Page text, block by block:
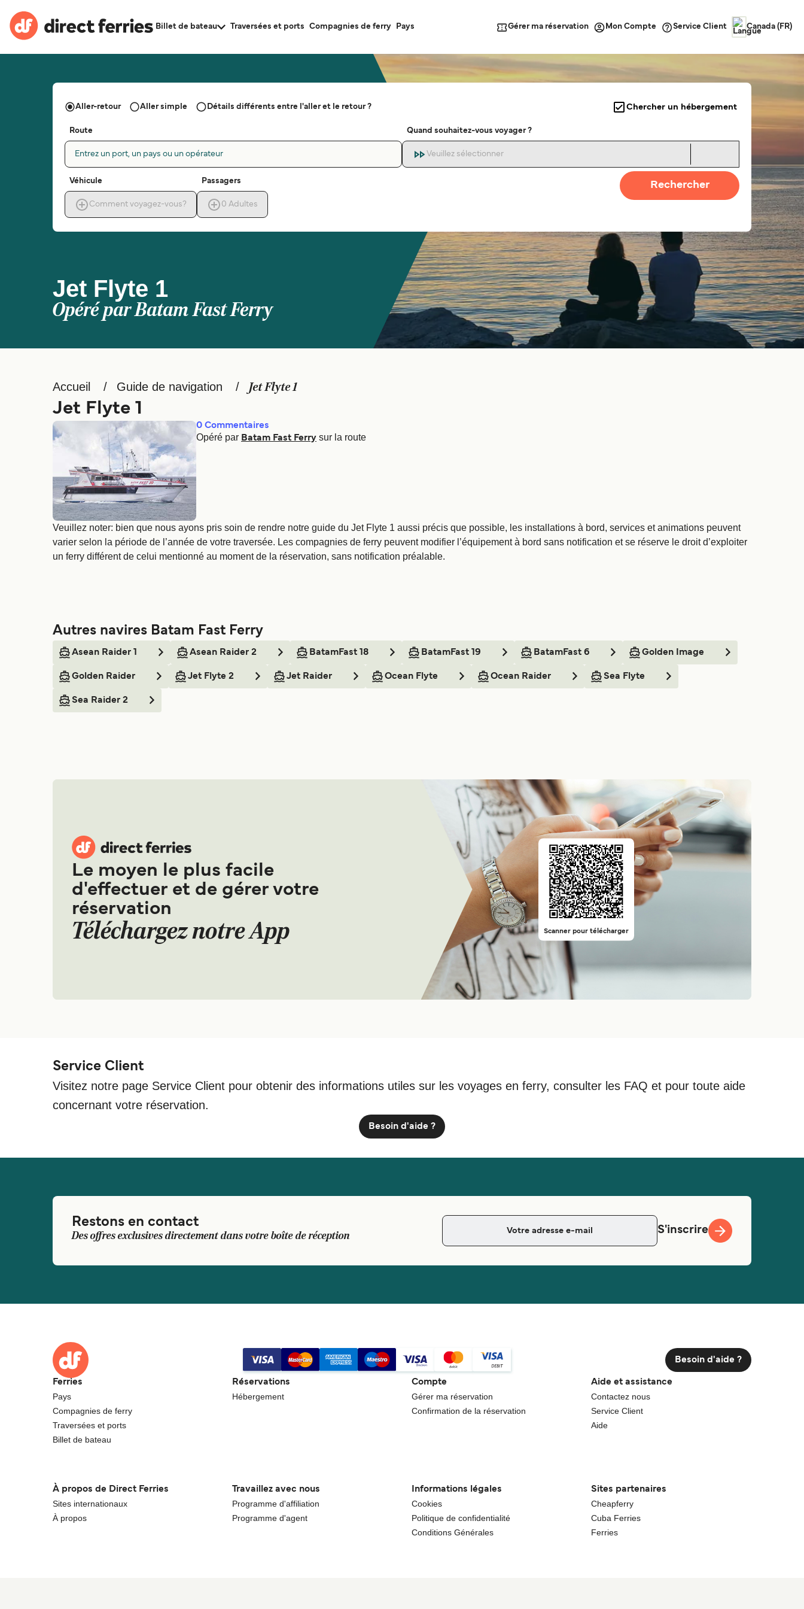
Billet de bateau Traversées et ports Compagnies de ferry Pays Gérer ma réservation Mon Compte Service Client Canada (FR)
Jet Flyte 1
Opéré parBatam Fast Ferry
Aller-retour Aller simple Détails différents entre l'aller et le retour ? Chercher un hébergement
Route
Entrez un port, un pays ou un opérateur
Quand souhaitez-vous voyager ?
Veuillez sélectionner
Véhicule
Comment voyagez-vous?
Passagers
0 Adultes
Rechercher
Accueil Guide de navigation Jet Flyte 1
Jet Flyte 1
0 Commentaires
Opéré par Batam Fast Ferry sur la route
Veuillez noter: bien que nous ayons pris soin de rendre notre guide du Jet Flyte 1 aussi précis que possible, les installations à bord, services et animations peuvent
varier selon la période de l’année de votre traversée. Les compagnies de ferry peuvent modifier l’équipement à bord sans notification et se réserve le droit d’exploiter
un ferry différent de celui mentionné au moment de la réservation, sans notification préalable.
Autres navires Batam Fast Ferry
Asean Raider 1 Asean Raider 2 BatamFast 18 BatamFast 19 BatamFast 6 Golden Image
Golden Raider Jet Flyte 2 Jet Raider Ocean Flyte Ocean Raider Sea Flyte
Sea Raider 2
Le moyen le plus facile
d'effectuer et de gérer votre
réservation
Téléchargez notre App Scanner pour télécharger
Service Client
Visitez notre page Service Client pour obtenir des informations utiles sur les voyages en ferry, consulter les FAQ et pour toute aide
concernant votre réservation.
Besoin d'aide ?
Restons en contact
Des offres exclusives directement dans votre boîte de réception S'inscrire
Besoin d'aide ?
Ferries
Pays
Compagnies de ferry
Traversées et ports
Billet de bateau
Réservations
Hébergement
Compte
Gérer ma réservation
Confirmation de la réservation
Aide et assistance
Contactez nous
Service Client
Aide
À propos de Direct Ferries
Sites internationaux
À propos
Travaillez avec nous
Programme d'affiliation
Programme d'agent
Informations légales
Cookies
Politique de confidentialité
Conditions Générales
Sites partenaires
Cheapferry
Cuba Ferries
Ferries